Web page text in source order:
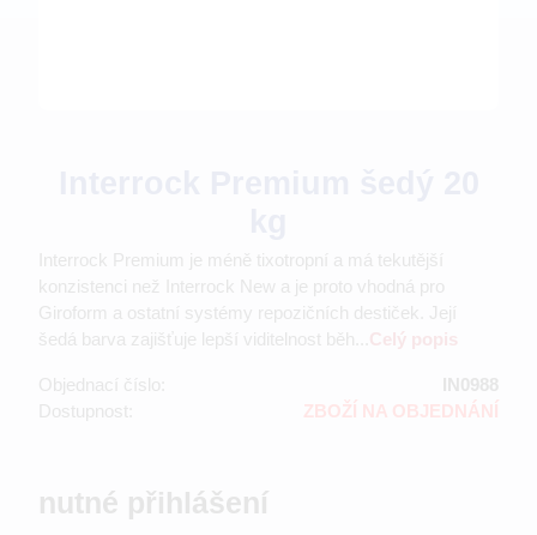
Interrock Premium je méně tixotropní a má tekutější
konzistenci než Interrock New a je proto vhodná pro
Giroform a ostatní systémy repozičních destiček. Její
šedá barva zajišťuje lepší viditelnost běh...
Objednací číslo:
IN0988
Dostupnost:
ZBOŽÍ NA OBJEDNÁNÍ
nutné přihlášení